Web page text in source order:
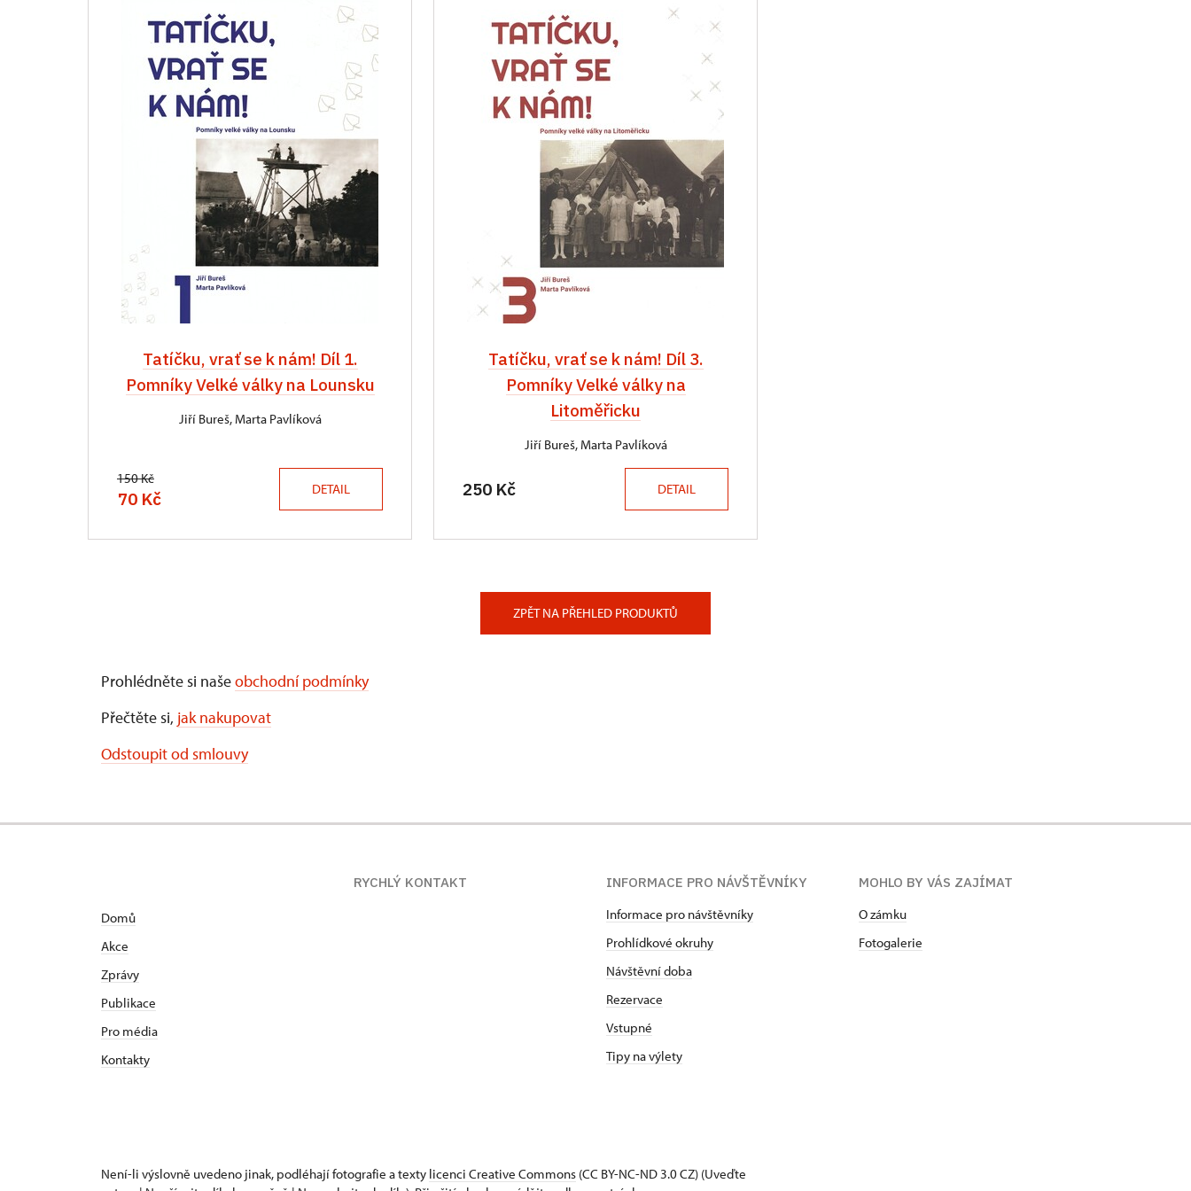
Tatíčku, vrať se k nám! Díl 1.
Pomníky Velké války na Lounsku
Jiří Bureš, Marta Pavlíková
150 Kč
70 Kč DETAIL
Tatíčku, vrať se k nám! Díl 3.
Pomníky Velké války na
Litoměřicku
Jiří Bureš, Marta Pavlíková
250 Kč DETAIL
ZPĚT NA PŘEHLED PRODUKTŮ
Prohlédněte si našeobchodní podmínky
Přečtěte si, jak nakupovat
Odstoupit od smlouvy
Domů
Akce
Zprávy
Publikace
Pro média
Kontakty
RYCHLÝ KONTAKT
INFORMACE PRO NÁVŠTĚVNÍKY
Informace pro návštěvníky
Prohlídkové okruhy
Návštěvní doba
Rezervace
Vstupné
Tipy na výlety
MOHLO BY VÁS ZAJÍMAT
O zámku
Fotogalerie
Není-li výslovně uvedeno jinak, podléhají fotografie a texty licenci Creative Commons (CC BY-NC-ND 3.0 CZ) (Uveďte